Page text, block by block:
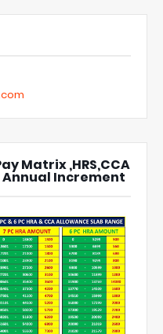
Matrix ,HRS,CCA
Annual Increment